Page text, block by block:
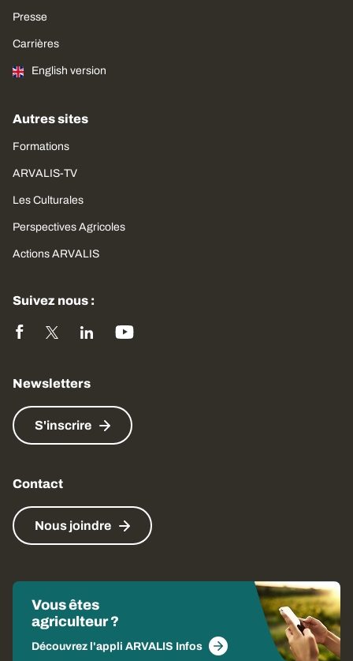
Presse
Carrières
English version
Autres sites
Formations
ARVALIS-TV
Les Culturales
Perspectives Agricoles
Actions ARVALIS
Suivez nous :
Newsletters
S'inscrire
Contact
Nous joindre
Vous êtes
agriculteur ?
Découvrez l'appli ARVALIS Infos